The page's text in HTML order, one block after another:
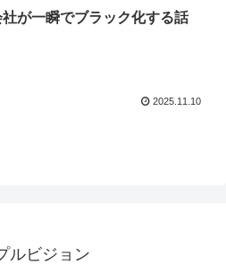
社が一瞬でブラック化する話
2025.11.10
ルビジョン